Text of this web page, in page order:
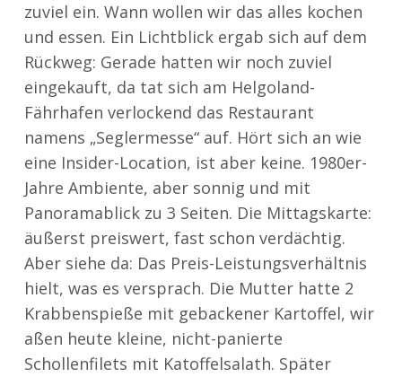
zuviel ein. Wann wollen wir das alles kochen
und essen. Ein Lichtblick ergab sich auf dem
Rückweg: Gerade hatten wir noch zuviel
eingekauft, da tat sich am Helgoland-
Fährhafen verlockend das Restaurant
namens „Seglermesse“ auf. Hört sich an wie
eine Insider-Location, ist aber keine. 1980er-
Jahre Ambiente, aber sonnig und mit
Panoramablick zu 3 Seiten. Die Mittagskarte:
äußerst preiswert, fast schon verdächtig.
Aber siehe da: Das Preis-Leistungsverhältnis
hielt, was es versprach. Die Mutter hatte 2
Krabbenspieße mit gebackener Kartoffel, wir
aßen heute kleine, nicht-panierte
Schollenfilets mit Katoffelsalath. Später